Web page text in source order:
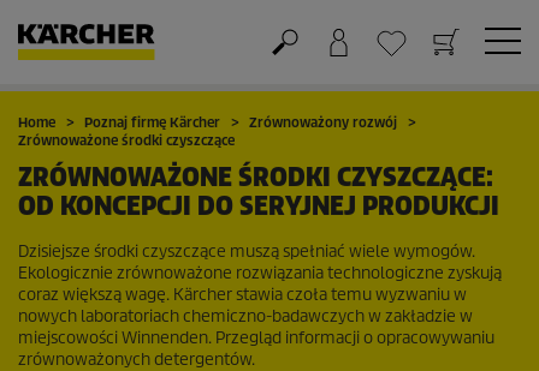
Koszyk
Lista życzeń
Home Poznaj firmę Kärcher
Zrównoważony rozwój
Zrównoważone środki czyszczące
ZRÓWNOWAŻONE ŚRODKI CZYSZCZĄCE:
OD KONCEPCJI DO SERYJNEJ PRODUKCJI
Dzisiejsze środki czyszczące muszą spełniać wiele wymogów.
Ekologicznie zrównoważone rozwiązania technologiczne zyskują
coraz większą wagę. Kärcher stawia czoła temu wyzwaniu w
nowych laboratoriach chemiczno-badawczych w zakładzie w
miejscowości Winnenden. Przegląd informacji o opracowywaniu
zrównoważonych detergentów.